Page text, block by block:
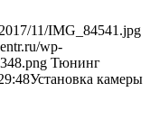
11/IMG_84541.jpg
wp-
Тюнинг
Установка камеры